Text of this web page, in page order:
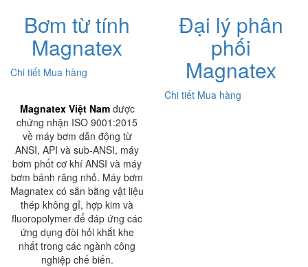
Bơm từ tính
Magnatex
Chi tiết Mua hàng
Đại lý phân
phối
Magnatex
Chi tiết Mua hàng
Magnatex Việt Namđược
chứng nhận ISO 9001:2015
về máy bơm dẫn động từ
ANSI, API và sub-ANSI, máy
bơm phốt cơ khí ANSI và máy
bơm bánh răng nhỏ. Máy bơm
Magnatex có sẵn bằng vật liệu
thép không gỉ, hợp kim và
fluoropolymer để đáp ứng các
ứng dụng đòi hỏi khắt khe
nhất trong các ngành công
nghiệp chế biến.